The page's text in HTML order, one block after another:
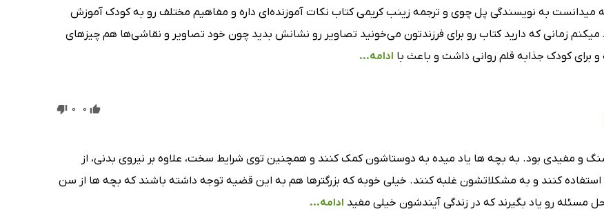
به نویسندگی پل چوی و ترجمه زینب کریمی کتاب نکات آموزنده‌ای داره و مفاهیم مختلف رو به کودک آموزش
میکنم زمانی که دارید کتاب رو برای فرزندتون می‌خونید تصاویر رو نشانش بدید چون خود تصاویر و نقاشی‌ها هم چیز‌های
و برای کودک جذابه قلم روانی داشت و باعث با ادامه...
0
0
و مفیدی بود. به بچه ها یاد میده به دوستاشون کمک کنند و همچنین توی شرایط سخت، علاوه بر نیروی بدنی، از
کنند و به مشکلاتشون غلبه کنند. خیلی خوبه که بزرگترها هم به این قضیه توجه داشته باشند که بچه ها از سن
مسئله رو یاد بگیرند که در زندگی آیندشون خیلی مفید ادامه...